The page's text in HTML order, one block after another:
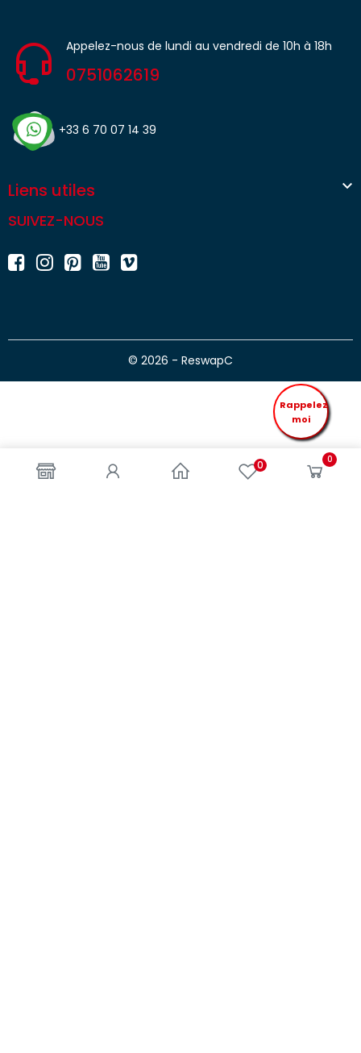
0 0
Appelez-nous de lundi au vendredi de 10h à 18h
0751062619
+33 6 70 07 14 39
Liens utiles 
SUIVEZ-NOUS
© 2026 - ReswapC
Rappelez
moi